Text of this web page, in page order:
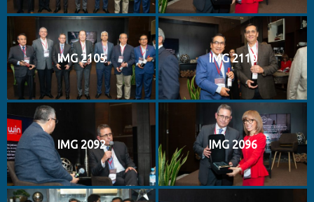
IMG 2105 IMG 2110
IMG 2092 IMG 2096